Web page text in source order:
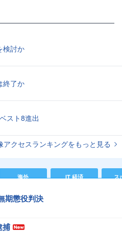
検討か
終了か
スト8進出
アクセスランキングをもっと見る
海外 IT 経済 ス
期懲役判決
捕